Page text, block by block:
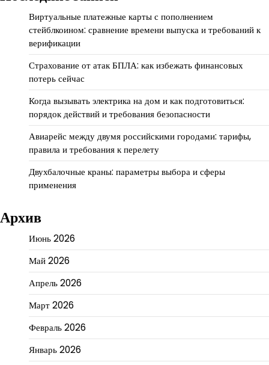
Виртуальные платежные карты с пополнением
стейблкоином: сравнение времени выпуска и требований к
верификации
Страхование от атак БПЛА: как избежать финансовых
потерь сейчас
Когда вызывать электрика на дом и как подготовиться:
порядок действий и требования безопасности
Авиарейс между двумя российскими городами: тарифы,
правила и требования к перелету
Двухбалочные краны: параметры выбора и сферы
применения
Архив
Июнь 2026
Май 2026
Апрель 2026
Март 2026
Февраль 2026
Январь 2026